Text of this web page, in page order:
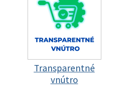
Transparentné
vnútro